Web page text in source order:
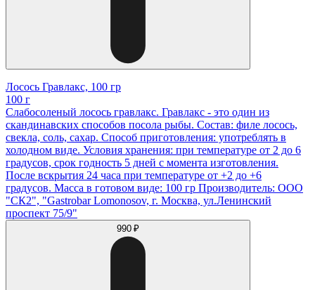
Лосось Гравлакс, 100 гр
100 г
Слабосоленый лосось гравлакс. Гравлакс - это один из
скандинавских способов посола рыбы. Состав: филе лосось,
свекла, соль, сахар. Способ приготовления: употреблять в
холодном виде. Условия хранения: при температуре от 2 до 6
градусов, срок годность 5 дней с момента изготовления.
После вскрытия 24 часа при температуре от +2 до +6
градусов. Масса в готовом виде: 100 гр Производитель: ООО
"СК2", "Gastrobar Lomonosov, г. Москва, ул.Ленинский
проспект 75/9"
990 ₽